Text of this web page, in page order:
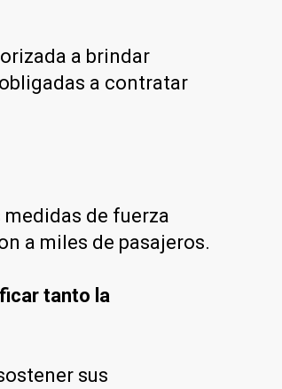
a brindar
a contratar
de fuerza
a miles de pasajeros.
tanto la
sus